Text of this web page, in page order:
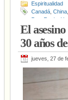
Espiritualidad
Canadá China
Paz
Rusia
El
30 años
jueves, 27 de